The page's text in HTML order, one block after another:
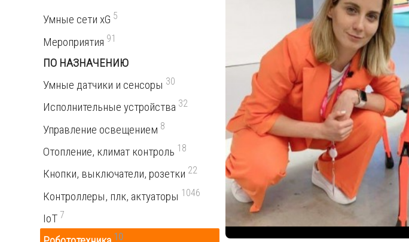
Умные сети xG 5
Мероприятия 91
ПО НАЗНАЧЕНИЮ
Умные датчики и сенсоры 30
Исполнительные устройства 32
Управление освещением 8
Отопление, климат контроль 18
Кнопки, выключатели, розетки 22
Контроллеры, плк, актуаторы 1046
IoT 7
10